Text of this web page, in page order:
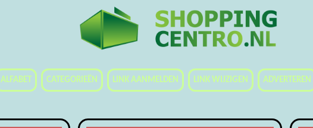
ALFABET CATEGORIEËN LINK AANMELDEN LINK WIJZIGEN ADVERTEREN